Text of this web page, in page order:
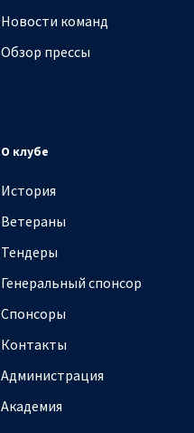
Новости команд
Обзор прессы
О клубе
История
Ветераны
Тендеры
Генеральный спонсор
Спонсоры
Контакты
Администрация
Академия